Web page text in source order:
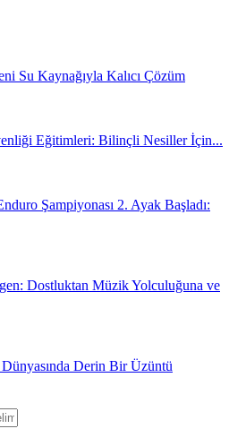
Su Kaynağıyla Kalıcı Çözüm
Eğitimleri: Bilinçli Nesiller İçin...
Şampiyonası 2. Ayak Başladı:
Dostluktan Müzik Yolculuğuna ve
Derin Bir Üzüntü